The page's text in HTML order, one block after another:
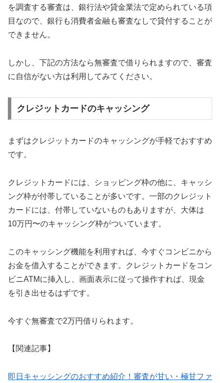
を調査する審査は、銀行法や貸金業法で定められている項
目なので、銀行も消費者金融も審査なしで貸付することが
できません。
しかし、下記の方法なら無審査で借りられますので、審査
に自信がない方は利用してみてください。
クレジットカードのキャッシング
まずはクレジットカードのキャッシングが手軽でおすすめ
です。
クレジットカードには、ショッピング枠の他に、キャッシ
ング枠が付帯していることが多いです。一部のクレジット
カードには、付帯していないものもありますが、大体は
10万円〜のキャッシング枠がついています。
このキャッシング機能を利用すれば、今すぐコンビニから
お金を借入することができます。クレジットカードをコン
ビニATMに挿入し、画面表示に従って操作すれば、現金
を引き出せるはずです。
今すぐ無審査で2万円借りられます。
【関連記事】
即日キャッシングのおすすめ紹介！審査が甘い・極甘ファ